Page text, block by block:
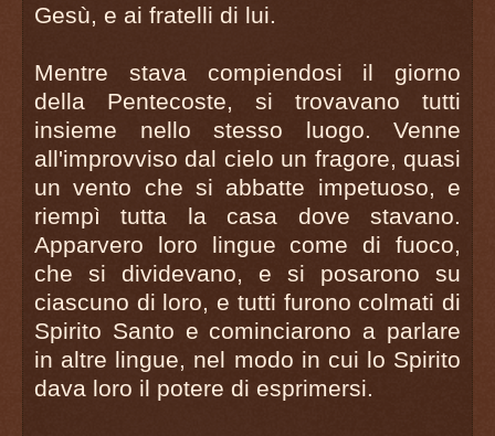
Gesù, e ai fratelli di lui.
Mentre stava compiendosi il giorno
della Pentecoste, si trovavano tutti
insieme nello stesso luogo. Venne
all'improvviso dal cielo un fragore, quasi
un vento che si abbatte impetuoso, e
riempì tutta la casa dove stavano.
Apparvero loro lingue come di fuoco,
che si dividevano, e si posarono su
ciascuno di loro, e tutti furono colmati di
Spirito Santo e cominciarono a parlare
in altre lingue, nel modo in cui lo Spirito
dava loro il potere di esprimersi.